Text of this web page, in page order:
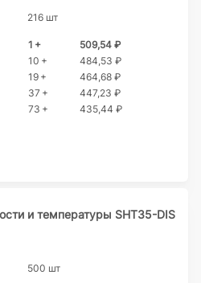
216 шт
1 +
509,54 ₽
10 +
484,53 ₽
19 +
464,68 ₽
37 +
447,23 ₽
73 +
435,44 ₽
и температуры SHT35-DIS
500 шт